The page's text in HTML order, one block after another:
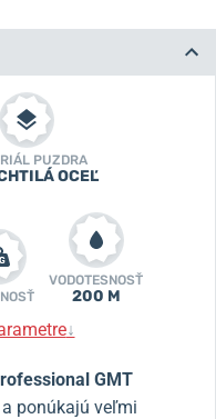
PUZDRA
OCEĽ
VODOTESNOSŤ
200 M
↓
GMT
ponúkajú veľmi